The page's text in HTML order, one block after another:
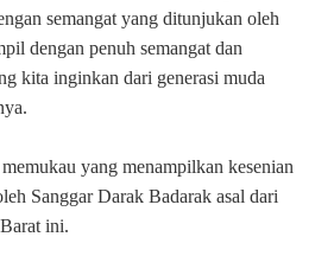
semangat yang ditunjukan oleh
dengan penuh semangat dan
kita inginkan dari generasi muda
yang menampilkan kesenian
Sanggar Darak Badarak asal dari
ini.